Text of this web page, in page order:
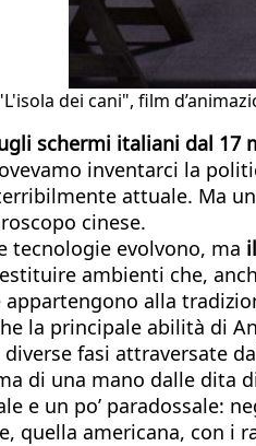
dei cani", film
schermi italiani dal 17
inventarci la
attuale. Ma
cinese.
tecnologie evolvono, ma
ambienti che,
alla
la principale abilità di
diverse fasi attraversate
di una mano dalle dita
e un po’ paradossale:
quella americana, con i